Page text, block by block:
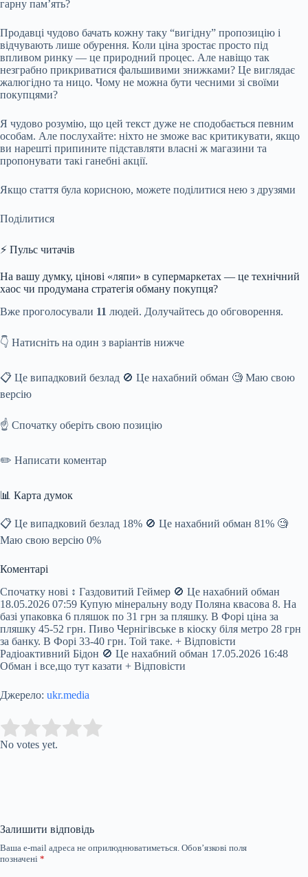
гарну пам’ять?
Продавці чудово бачать кожну таку “вигідну” пропозицію і
відчувають лише обурення. Коли ціна зростає просто під
впливом ринку — це природний процес. Але навіщо так
незграбно прикриватися фальшивими знижками? Це виглядає
жалюгідно та ницо. Чому не можна бути чесними зі своїми
покупцями?
Я чудово розумію, що цей текст дуже не сподобається певним
особам. Але послухайте: ніхто не зможе вас критикувати, якщо
ви нарешті припините підставляти власні ж магазини та
пропонувати такі ганебні акції.
Якщо стаття була корисною, можете поділитися нею з друзями
Поділитися
⚡ Пульс читачів
На вашу думку, цінові «ляпи» в супермаркетах — це технічний
хаос чи продумана стратегія обману покупця?
Вже проголосували 11 людей. Долучайтесь до обговорення.
👇 Натисніть на один з варіантів нижче
📋 Це випадковий безлад 🚫 Це нахабний обман 🧐 Маю свою
версію
☝️ Спочатку оберіть свою позицію
✏️ Написати коментар
📊 Карта думок
📋 Це випадковий безлад 18% 🚫 Це нахабний обман 81% 🧐
Маю свою версію 0%
Коментарі
Спочатку нові ↕ Газдовитий Геймер 🚫 Це нахабний обман
18.05.2026 07:59 Купую мінеральну воду Поляна квасова 8. На
базі упаковка 6 пляшок по 31 грн за пляшку. В Форі ціна за
пляшку 45-52 грн. Пиво Чернігівське в кіоску біля метро 28 грн
за банку. В Форі 33-40 грн. Той таке. + Відповісти
Радіоактивний Бідон 🚫 Це нахабний обман 17.05.2026 16:48
Обман і все,що тут казати + Відповісти
Джерело: ukr.media
Rate this item:
No votes yet.
Залишити відповідь
Ваша e-mail адреса не оприлюднюватиметься. Обов’язкові поля
позначені *